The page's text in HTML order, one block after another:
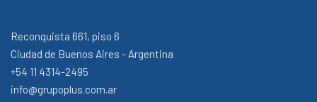
Reconquista 661, piso 6
Ciudad de Buenos Aires - Argentina
+54 11 4314-2495
info@grupoplus.com.ar